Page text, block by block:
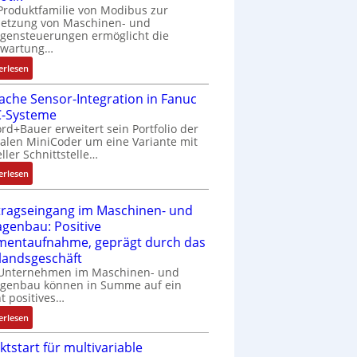
von Modibus zur
von Maschinen- und
ermöglicht die
:
D
r
a
h
t
l
o
s
I
n
t
e
g
r
a
t
Sensor-Integration in Fanuc
Systeme
erweitert sein Portfolio der
MiniCoder um eine Variante mit
Schnittstelle…
:
E
n
f
a
c
h
e
S
e
s
im Maschinen- und
Positive
geprägt durch das
im Maschinen- und
können in Summe auf ein
positives…
:
A
u
für multivariable